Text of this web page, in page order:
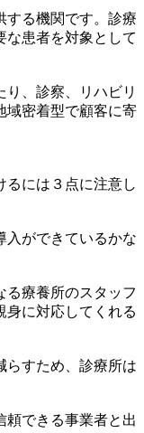
する機関です。診療
な患者を対象として
、診察、リハビリ
域密着型で顧客に寄
るには３点に注意し
入ができているかな
る療養所のスタッフ
身に対応してくれる
らすため、診療所は
頼できる事業者と出